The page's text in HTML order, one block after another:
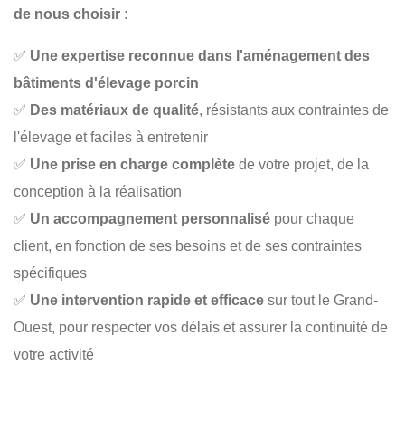
de nous choisir :
✅ Une expertise reconnue dans l'aménagement des
bâtiments d'élevage porcin
✅ Des matériaux de qualité, résistants aux contraintes de
l'élevage et faciles à entretenir
✅ Une prise en charge complète de votre projet, de la
conception à la réalisation
✅ Un accompagnement personnalisé pour chaque
client, en fonction de ses besoins et de ses contraintes
spécifiques
✅ Une intervention rapide et efficace sur tout le Grand-
Ouest, pour respecter vos délais et assurer la continuité de
votre activité